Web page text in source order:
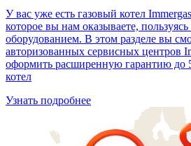
У вас уже есть газовый котел
которое вы нам оказываете,
оборудованием. В этом разделе вы
авторизованных сервисных центров
оформить расширенную гарантию до
котел
Узнать подробнее